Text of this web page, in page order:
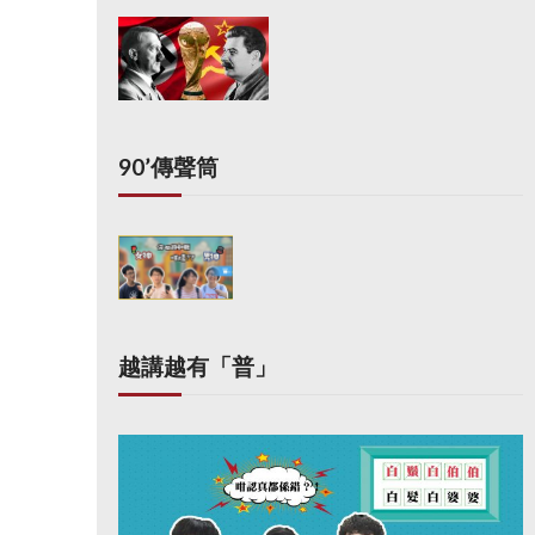
90’傳聲筒
越講越有「普」